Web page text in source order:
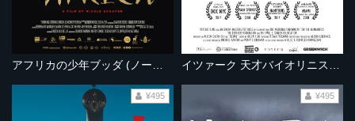
¥495 ¥495